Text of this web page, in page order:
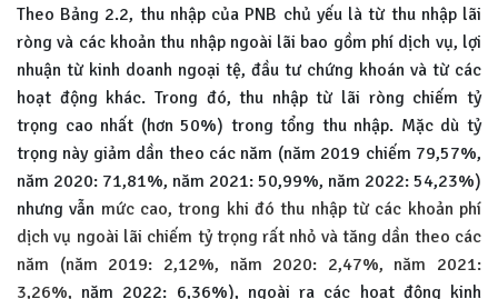
Theo Bảng 2.2, thu nhập của PNB chủ yếu là từ thu nhập lãi
ròng và các khoản thu nhập ngoài lãi bao gồm phí dịch vụ, lợi
nhuận từ kinh doanh ngoại tệ, đầu tư chứng khoán và từ các
hoạt động khác. Trong đó, thu nhập từ lãi ròng chiếm tỷ
trọng cao nhất (hơn 50%) trong tổng thu nhập. Mặc dù tỷ
trọng này giảm dần theo các năm (năm 2019 chiếm 79,57%,
năm 2020: 71,81%, năm 2021: 50,99%, năm 2022: 54,23%)
nhưng vẫn mức cao, trong khi đó thu nhập từ các khoản phí
dịch vụ ngoài lãi chiếm tỷ trọng rất nhỏ và tăng dần theo các
năm (năm 2019: 2,12%, năm 2020: 2,47%, năm 2021:
3,26%, năm 2022: 6,36%), ngoài ra các hoạt động kinh